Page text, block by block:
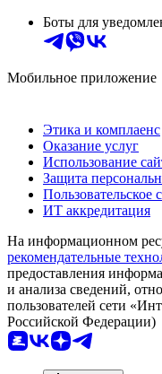
Боты для
Мобильное приложение
Этика и комплаенс
Оказание услуг
Использование
Защита
Пользовательское
ИТ аккредитация
На информационном
рекомендательные
предоставления
и анализа сведений,
пользователей сети
Российской Федерации)